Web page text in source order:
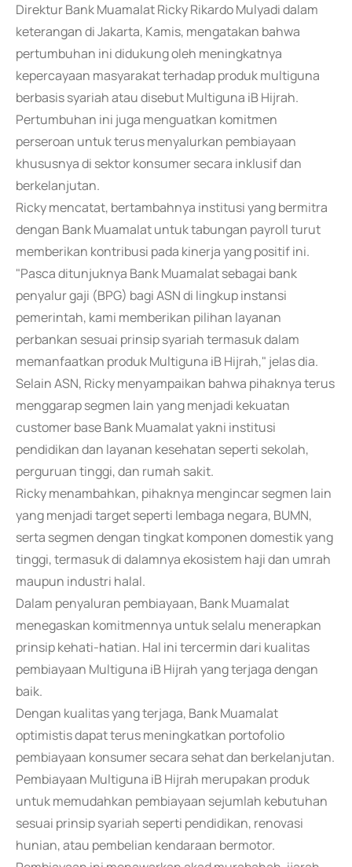
Direktur Bank Muamalat Ricky Rikardo Mulyadi dalam
keterangan di Jakarta, Kamis, mengatakan bahwa
pertumbuhan ini didukung oleh meningkatnya
kepercayaan masyarakat terhadap produk multiguna
berbasis syariah atau disebut Multiguna iB Hijrah.
Pertumbuhan ini juga menguatkan komitmen
perseroan untuk terus menyalurkan pembiayaan
khususnya di sektor konsumer secara inklusif dan
berkelanjutan.
Ricky mencatat, bertambahnya institusi yang bermitra
dengan Bank Muamalat untuk tabungan payroll turut
memberikan kontribusi pada kinerja yang positif ini.
"Pasca ditunjuknya Bank Muamalat sebagai bank
penyalur gaji (BPG) bagi ASN di lingkup instansi
pemerintah, kami memberikan pilihan layanan
perbankan sesuai prinsip syariah termasuk dalam
memanfaatkan produk Multiguna iB Hijrah," jelas dia.
Selain ASN, Ricky menyampaikan bahwa pihaknya terus
menggarap segmen lain yang menjadi kekuatan
customer base Bank Muamalat yakni institusi
pendidikan dan layanan kesehatan seperti sekolah,
perguruan tinggi, dan rumah sakit.
Ricky menambahkan, pihaknya mengincar segmen lain
yang menjadi target seperti lembaga negara, BUMN,
serta segmen dengan tingkat komponen domestik yang
tinggi, termasuk di dalamnya ekosistem haji dan umrah
maupun industri halal.
Dalam penyaluran pembiayaan, Bank Muamalat
menegaskan komitmennya untuk selalu menerapkan
prinsip kehati-hatian. Hal ini tercermin dari kualitas
pembiayaan Multiguna iB Hijrah yang terjaga dengan
baik.
Dengan kualitas yang terjaga, Bank Muamalat
optimistis dapat terus meningkatkan portofolio
pembiayaan konsumer secara sehat dan berkelanjutan.
Pembiayaan Multiguna iB Hijrah merupakan produk
untuk memudahkan pembiayaan sejumlah kebutuhan
sesuai prinsip syariah seperti pendidikan, renovasi
hunian, atau pembelian kendaraan bermotor.